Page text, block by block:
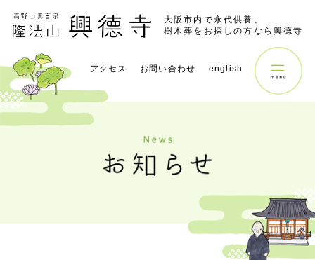
大阪市内で永代供養、
樹木葬をお探しの方なら興德寺
アクセス お問い合わせ english